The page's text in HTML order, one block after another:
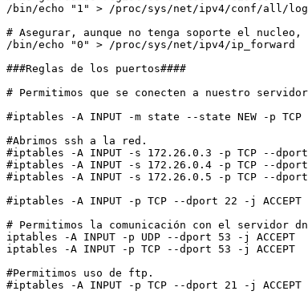
/bin/echo "1" > /proc/sys/net/ipv4/conf/all/
# Asegurar, aunque no tenga soporte el nucleo,
/bin/echo "0" > /proc/sys/net/ipv4/ip_forward
###Reglas de los puertos####
# Permitimos que se conecten a nuestro servidor
#iptables -A INPUT -m state --state NEW -p TCP
#Abrimos ssh a la red.
#iptables -A INPUT -s 172.26.0.3 -p TCP --dport
#iptables -A INPUT -s 172.26.0.4 -p TCP --dport
#iptables -A INPUT -s 172.26.0.5 -p TCP --dport
#iptables -A INPUT -p TCP --dport 22 -j ACCEPT
# Permitimos la comunicación con el servidor
iptables -A INPUT -p UDP --dport 53 -j ACCEPT
iptables -A INPUT -p TCP --dport 53 -j ACCEPT
#Permitimos uso de ftp.
#iptables -A INPUT -p TCP --dport 21 -j ACCEPT